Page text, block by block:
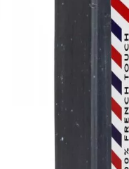
LA BARBE